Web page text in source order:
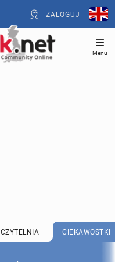
ZALOGUJ
Menu
CZYTELNIA CIEKAWOSTKI